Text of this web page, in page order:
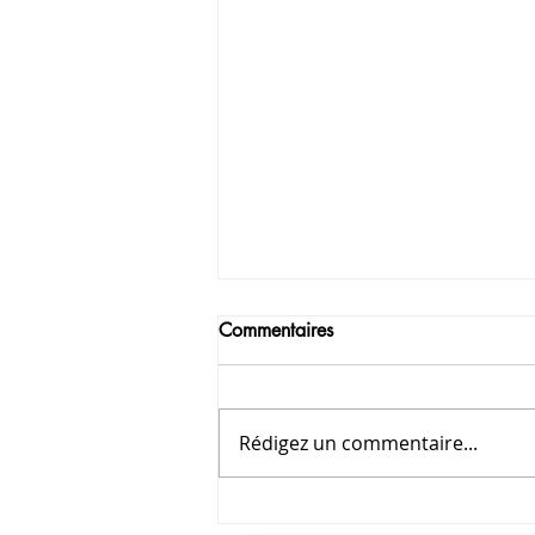
Commentaires
Rédigez un commentaire...